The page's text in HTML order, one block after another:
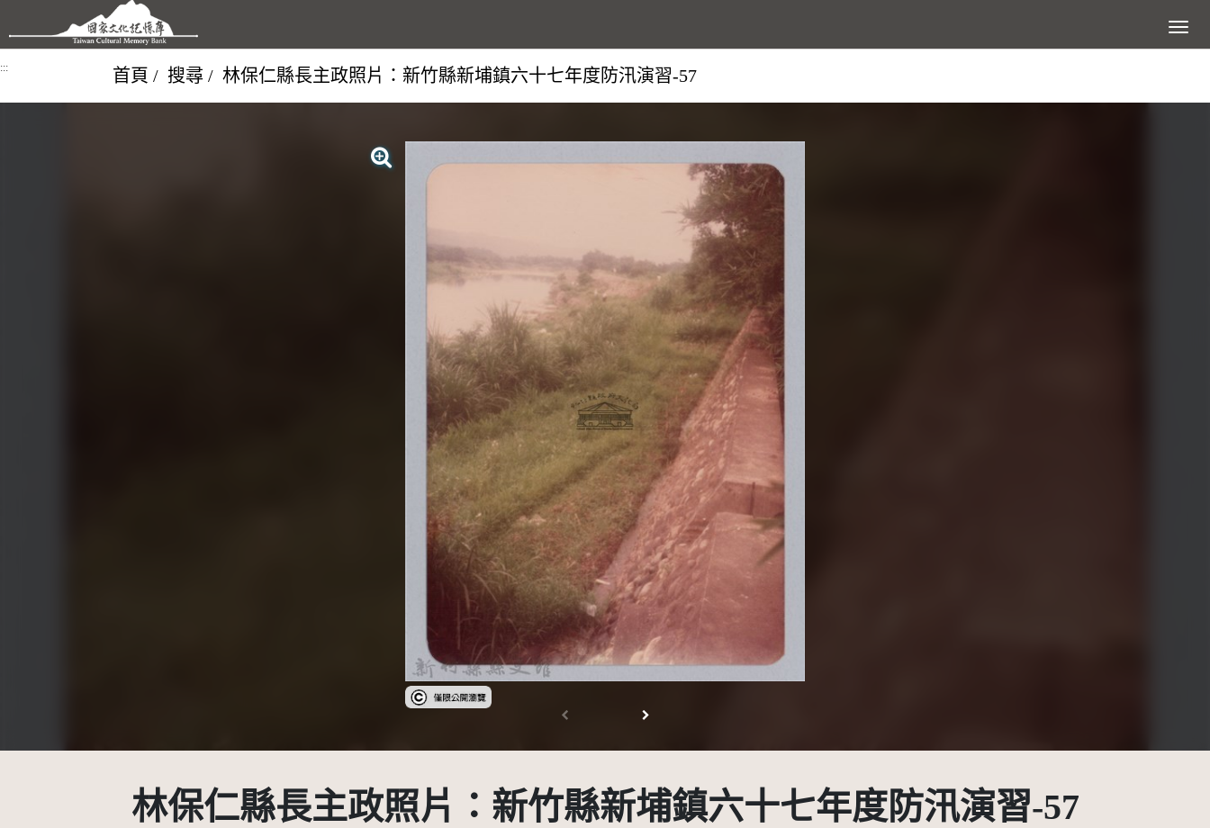
跳到主要內容區塊 展開選
::: 首頁 搜尋 林保仁縣長主政照片：新竹縣新埔鎮六十七年度防汛演習-57
受著作權法保護-僅限於本平台有限度公開瀏覽
林保仁縣長主政照片：新竹縣新埔鎮六十七年度防汛演習-57